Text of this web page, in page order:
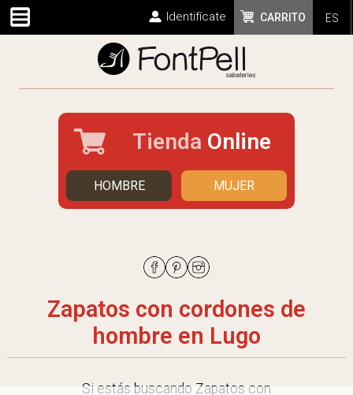
ES
CARRITO
Identifícate
Tienda Online
HOMBRE MUJER
Zapatos con cordones de
hombre en Lugo
Si estás buscando Zapatos con